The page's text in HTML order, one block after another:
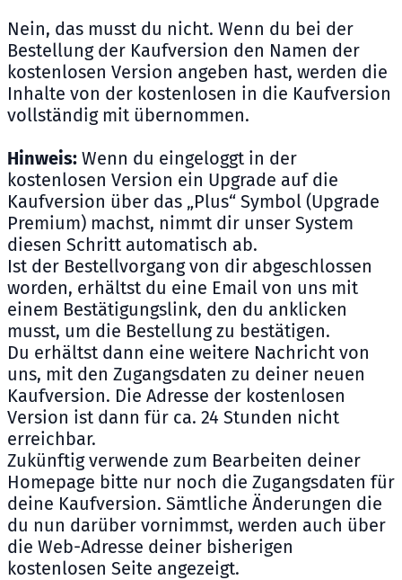
Nein, das musst du nicht. Wenn du bei der
Bestellung der Kaufversion den Namen der
kostenlosen Version angeben hast, werden die
Inhalte von der kostenlosen in die Kaufversion
vollständig mit übernommen.
Hinweis: Wenn du eingeloggt in der
kostenlosen Version ein Upgrade auf die
Kaufversion über das „Plus“ Symbol (Upgrade
Premium) machst, nimmt dir unser System
diesen Schritt automatisch ab.
Ist der Bestellvorgang von dir abgeschlossen
worden, erhältst du eine Email von uns mit
einem Bestätigungslink, den du anklicken
musst, um die Bestellung zu bestätigen.
Du erhältst dann eine weitere Nachricht von
uns, mit den Zugangsdaten zu deiner neuen
Kaufversion. Die Adresse der kostenlosen
Version ist dann für ca. 24 Stunden nicht
erreichbar.
Zukünftig verwende zum Bearbeiten deiner
Homepage bitte nur noch die Zugangsdaten für
deine Kaufversion. Sämtliche Änderungen die
du nun darüber vornimmst, werden auch über
die Web-Adresse deiner bisherigen
kostenlosen Seite angezeigt.